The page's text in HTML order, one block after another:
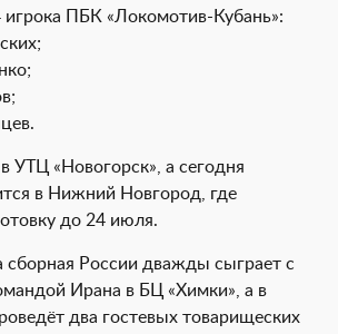
игрока ПБК «Локомотив-Кубань»:
УТЦ «Новогорск», а сегодня
в Нижний Новгород, где
до 24 июля.
сборная России дважды сыграет с
Ирана в БЦ «Химки», а в
два гостевых товарищеских